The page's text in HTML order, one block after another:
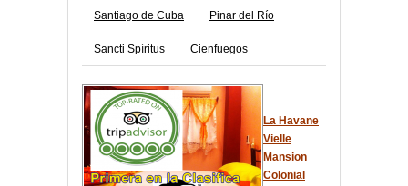
Santiago de Cuba Pinar del Río
Sancti Spíritus Cienfuegos
La Havane
Vielle
Mansion
Colonial